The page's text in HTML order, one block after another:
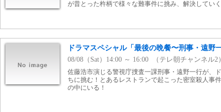
が昔とった杵柄で様々な難事件に挑み、解決してい
ドラマスペシャル「最後の晩餐〜刑事・遠野
08/08（Sat）14:00 ～ 16:00 （テレ朝チャンネル2
佐藤浩市演じる警視庁捜査一課刑事・遠野一行が、
ちに挑む！とあるレストランで起こった密室殺人事
の中にいる！